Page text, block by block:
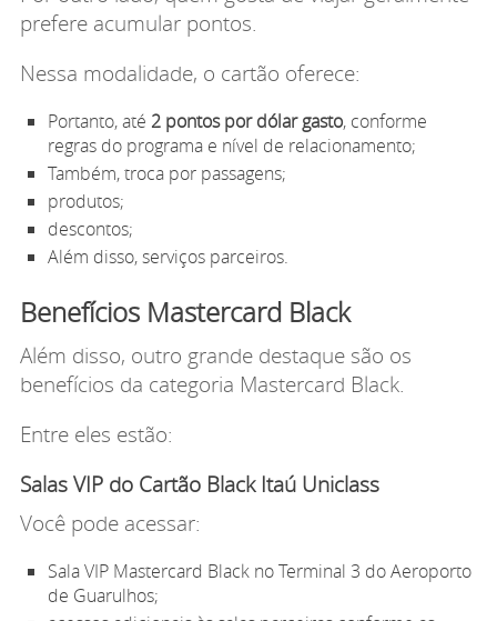
prefere acumular pontos.
Nessa modalidade, o cartão oferece:
Portanto, até 2 pontos por dólar gasto, conforme
regras do programa e nível de relacionamento;
Também, troca por passagens;
produtos;
descontos;
Além disso, serviços parceiros.
Benefícios Mastercard Black
Além disso, outro grande destaque são os
benefícios da categoria Mastercard Black.
Entre eles estão:
Salas VIP do Cartão Black Itaú Uniclass
Você pode acessar:
Sala VIP Mastercard Black no Terminal 3 do Aeroporto
de Guarulhos;